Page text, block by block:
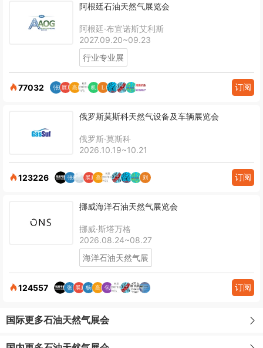
阿根廷石油天然气展览会
阿根廷·布宜诺斯艾利斯
2027.09.20~09.23
行业专业展
77032 订阅
俄罗斯莫斯科天然气设备及车辆展览会
俄罗斯·莫斯科
2026.10.19~10.21
123226 订阅
挪威海洋石油天然气展览会
挪威·斯塔万格
2026.08.24~08.27
海洋石油天然气展
124557 订阅
国际更多石油天然气展会